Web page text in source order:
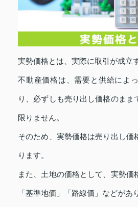
実勢価格とは、実際に取引が成立
不動産価格は、需要と供給によ
り、必ずしも売り出し価格のまま
限りません。
そのため、実勢価格は売り出し価
ります。
また、土地の価格として、実勢価
「基準地価」「路線価」などがあ